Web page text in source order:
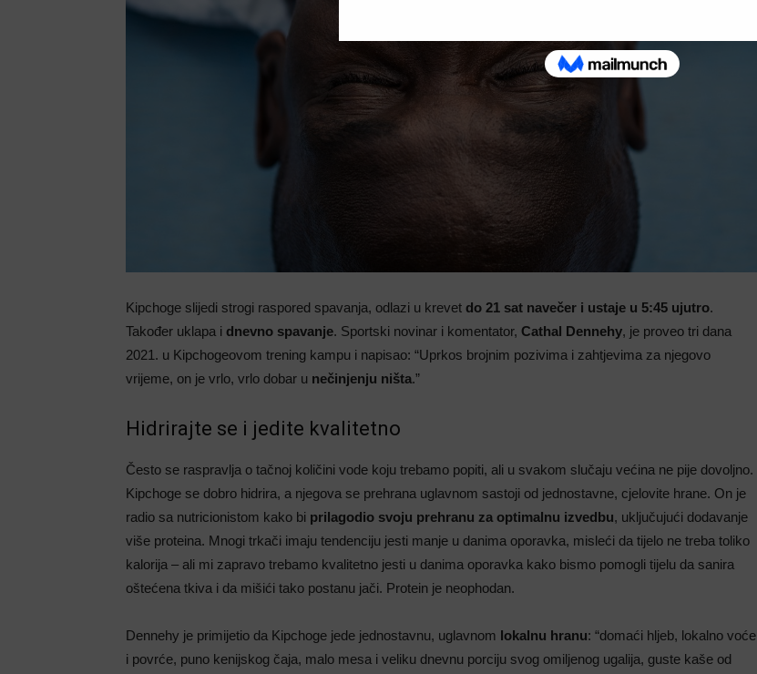
Kipchoge slijedi strogi raspored spavanja, odlazi u krevet do 21 sat navečer i ustaje u 5:45 ujutro.
Također uklapa i dnevno spavanje. Sportski novinar i komentator, Cathal Dennehy, je proveo tri dana
2021. u Kipchogeovom trening kampu i napisao: “Uprkos brojnim pozivima i zahtjevima za njegovo
vrijeme, on je vrlo, vrlo dobar u nečinjenju ništa.”
Hidrirajte se i jedite kvalitetno
Često se raspravlja o tačnoj količini vode koju trebamo popiti, ali u svakom slučaju većina ne pije dovoljno.
Kipchoge se dobro hidrira, a njegova se prehrana uglavnom sastoji od jednostavne, cjelovite hrane. On je
radio sa nutricionistom kako bi prilagodio svoju prehranu za optimalnu izvedbu, uključujući dodavanje
više proteina. Mnogi trkači imaju tendenciju jesti manje u danima oporavka, misleći da tijelo ne treba toliko
kalorija – ali mi zapravo trebamo kvalitetno jesti u danima oporavka kako bismo pomogli tijelu da sanira
oštećena tkiva i da mišići tako postanu jači. Protein je neophodan.
Dennehy je primijetio da Kipchoge jede jednostavnu, uglavnom lokalnu hranu: “domaći hljeb, lokalno voće
i povrće, puno kenijskog čaja, malo mesa i veliku dnevnu porciju svog omiljenog ugalija, guste kaše od